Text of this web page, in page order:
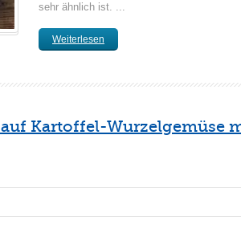
sehr ähnlich ist. ...
Weiterlesen
Kartoffel-Wurzelgemüse